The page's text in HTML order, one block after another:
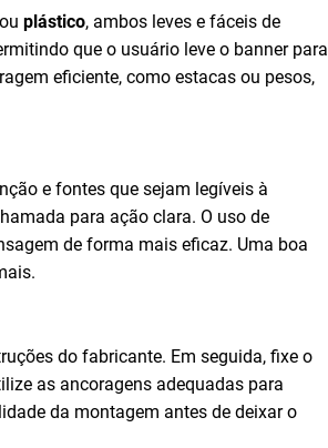
ou plástico, ambos leves e fáceis de
que o usuário leve o banner para
eficiente, como estacas ou pesos,
e fontes que sejam legíveis à
para ação clara. O uso de
de forma mais eficaz. Uma boa
do fabricante. Em seguida, fixe o
as ancoragens adequadas para
da montagem antes de deixar o